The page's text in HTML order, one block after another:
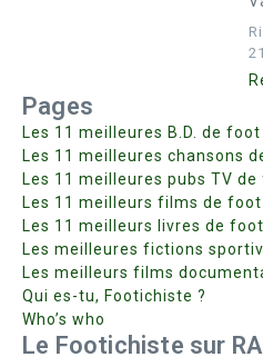
Pages
Les 11 meilleures B.D. de foot
Les 11 meilleures chansons
Les 11 meilleures pubs TV
Les 11 meilleurs films de foot
Les 11 meilleurs livres de foot
Les meilleures fictions
Les meilleurs films
Qui es-tu, Footichiste ?
Who’s who
Le Footichiste sur